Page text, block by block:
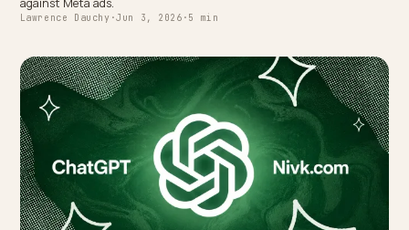
SEO, AEO y GEO: qué diferencias hay para Shopify
SEO, AEO, GEO: tres siglas, una base. Esto es lo que de verdad las
para una tienda Shopify y cómo tratarlas sin pagar dos veces.
Lawrence Dauchy· Jun 3, 2026·5 min